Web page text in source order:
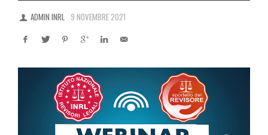
ADMIN INRL 9 NOVEMBRE 2021